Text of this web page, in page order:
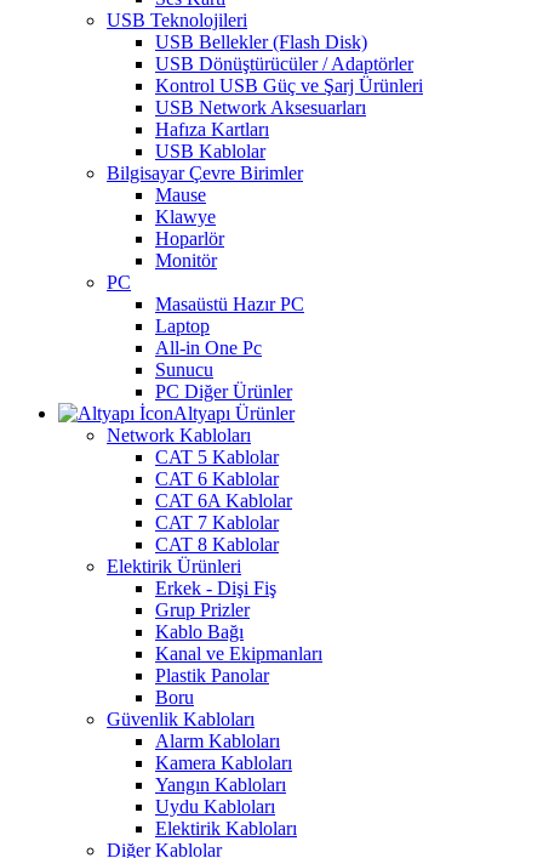
USB Teknolojileri
USB Bellekler (Flash Disk)
USB Dönüştürücüler / Adaptörler
Kontrol USB Güç ve Şarj Ürünleri
USB Network Aksesuarları
Hafıza Kartları
USB Kablolar
Bilgisayar Çevre Birimler
Mause
Klawye
Hoparlör
Monitör
PC
Masaüstü Hazır PC
Laptop
All-in One Pc
Sunucu
PC Diğer Ürünler
Altyapı Ürünler
Network Kabloları
CAT 5 Kablolar
CAT 6 Kablolar
CAT 6A Kablolar
CAT 7 Kablolar
CAT 8 Kablolar
Elektirik Ürünleri
Erkek - Dişi Fiş
Grup Prizler
Kablo Bağı
Kanal ve Ekipmanları
Plastik Panolar
Boru
Güvenlik Kabloları
Alarm Kabloları
Kamera Kabloları
Yangın Kabloları
Uydu Kabloları
Elektirik Kabloları
Diğer Kablolar